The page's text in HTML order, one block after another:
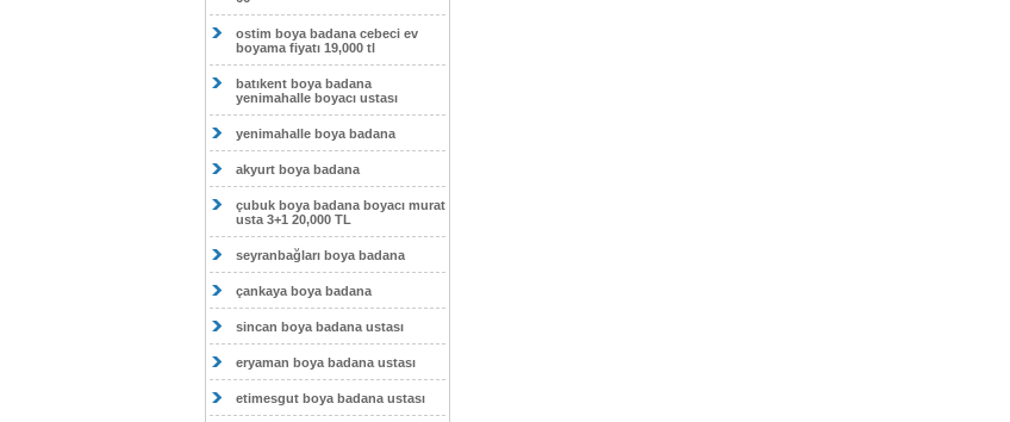
ostim boya badana cebeci ev
boyama fiyatı 19,000 tl
batıkent boya badana
yenimahalle boyacı ustası
yenimahalle boya badana
akyurt boya badana
çubuk boya badana boyacı murat
usta 3+1 20,000 TL
seyranbağları boya badana
çankaya boya badana
sincan boya badana ustası
eryaman boya badana ustası
etimesgut boya badana ustası